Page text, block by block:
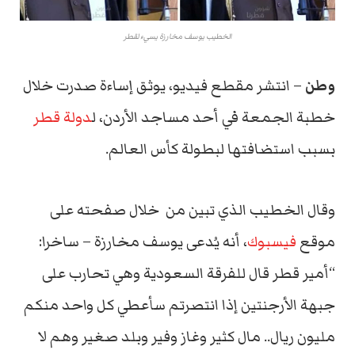
الخطيب يوسف مخارزة يسيء لقطر
وطن – انتشر مقطع فيديو، يوثق إساءة صدرت خلال
خطبة الجمعة في أحد مساجد الأردن، لدولة قطر
بسبب استضافتها لبطولة كأس العالم.
وقال الخطيب الذي تبين من خلال صفحته على
موقع فيسبوك، أنه يُدعى يوسف مخارزة – ساخرا:
“أمير قطر قال للفرقة السعودية وهي تحارب على
جبهة الأرجنتين إذا انتصرتم سأعطي كل واحد منكم
مليون ريال.. مال كثير وغاز وفير وبلد صغير وهم لا